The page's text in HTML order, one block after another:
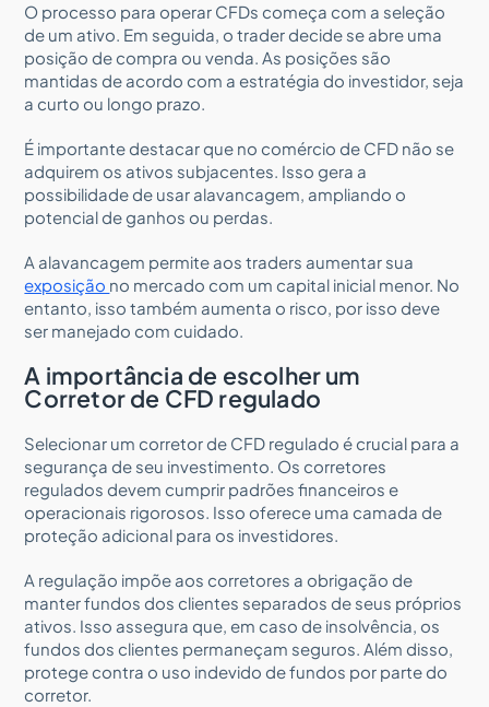
O processo para operar CFDs começa com a seleção
de um ativo. Em seguida, o trader decide se abre uma
posição de compra ou venda. As posições são
mantidas de acordo com a estratégia do investidor, seja
a curto ou longo prazo.
É importante destacar que no comércio de CFD não se
adquirem os ativos subjacentes. Isso gera a
possibilidade de usar alavancagem, ampliando o
potencial de ganhos ou perdas.
A alavancagem permite aos traders aumentar sua
exposição no mercado com um capital inicial menor. No
entanto, isso também aumenta o risco, por isso deve
ser manejado com cuidado.
A importância de escolher um
Corretor de CFD regulado
Selecionar um corretor de CFD regulado é crucial para a
segurança de seu investimento. Os corretores
regulados devem cumprir padrões financeiros e
operacionais rigorosos. Isso oferece uma camada de
proteção adicional para os investidores.
A regulação impõe aos corretores a obrigação de
manter fundos dos clientes separados de seus próprios
ativos. Isso assegura que, em caso de insolvência, os
fundos dos clientes permaneçam seguros. Além disso,
protege contra o uso indevido de fundos por parte do
corretor.